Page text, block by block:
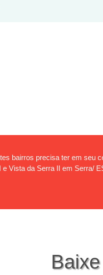
bairros precisa ter em
Vista da Serra II em Serra/